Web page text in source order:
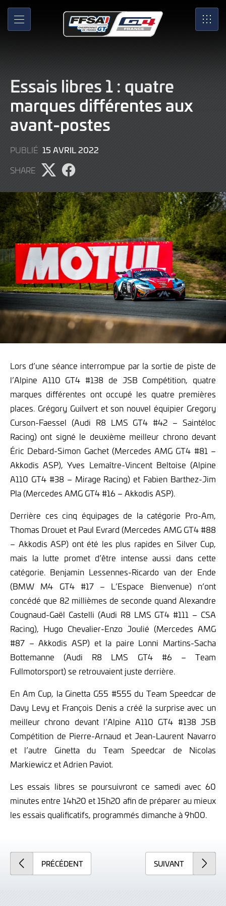
Skip
Main
MENU SRO
Essais libres 1 : quatre
marques différentes aux
avant-postes
PUBLIÉ 15 AVRIL 2022
SHARE
Partager
sur
X
Partager
sur
Facebook
Lors d’une séance interrompue par la sortie de piste de
l’Alpine A110 GT4 #138 de JSB Compétition, quatre
marques différentes ont occupé les quatre premières
places. Grégory Guilvert et son nouvel équipier Gregory
Curson-Faessel (Audi R8 LMS GT4 #42 – Saintéloc
Racing) ont signé le deuxième meilleur chrono devant
Éric Debard-Simon Gachet (Mercedes AMG GT4 #81 –
Akkodis ASP), Yves Lemaître-Vincent Beltoise (Alpine
A110 GT4 #38 – Mirage Racing) et Fabien Barthez-Jim
Pla (Mercedes AMG GT4 #16 – Akkodis ASP).
Derrière ces cinq équipages de la catégorie Pro-Am,
Thomas Drouet et Paul Evrard (Mercedes AMG GT4 #88
– Akkodis ASP) ont été les plus rapides en Silver Cup,
mais la lutte promet d’être intense aussi dans cette
catégorie. Benjamin Lessennes-Ricardo van der Ende
(BMW M4 GT4 #17 – L’Espace Bienvenue) n’ont
concédé que 82 millièmes de seconde quand Alexandre
Cougnaud-Gaël Castelli (Audi R8 LMS GT4 #111 – CSA
Racing), Hugo Chevalier-Enzo Joulié (Mercedes AMG
#87 – Akkodis ASP) et la paire Lonni Martins-Sacha
Bottemanne (Audi R8 LMS GT4 #6 – Team
Fullmotorsport) se retrouvaient juste derrière.
En Am Cup, la Ginetta G55 #555 du Team Speedcar de
Davy Levy et François Denis a créé la surprise avec un
meilleur chrono devant l’Alpine A110 GT4 #138 JSB
Compétition de Pierre-Arnaud et Jean-Laurent Navarro
et l’autre Ginetta du Team Speedcar de Nicolas
Markiewicz et Adrien Paviot.
Les essais libres se poursuivront ce samedi avec 60
minutes entre 14h20 et 15h20 afin de préparer au mieux
les essais qualificatifs, programmés dimanche à 9h00.
PRÉCÉDENT SUIVANT